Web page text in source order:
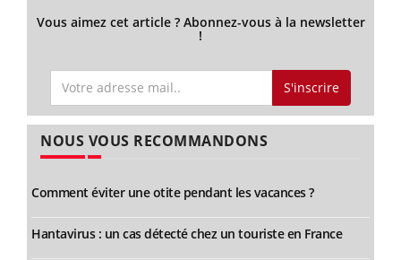
Vous aimez cet article ? Abonnez-vous à la newsletter
!
S'inscrire
NOUS VOUS RECOMMANDONS
Comment éviter une otite pendant les vacances ?
Hantavirus : un cas détecté chez un touriste en France